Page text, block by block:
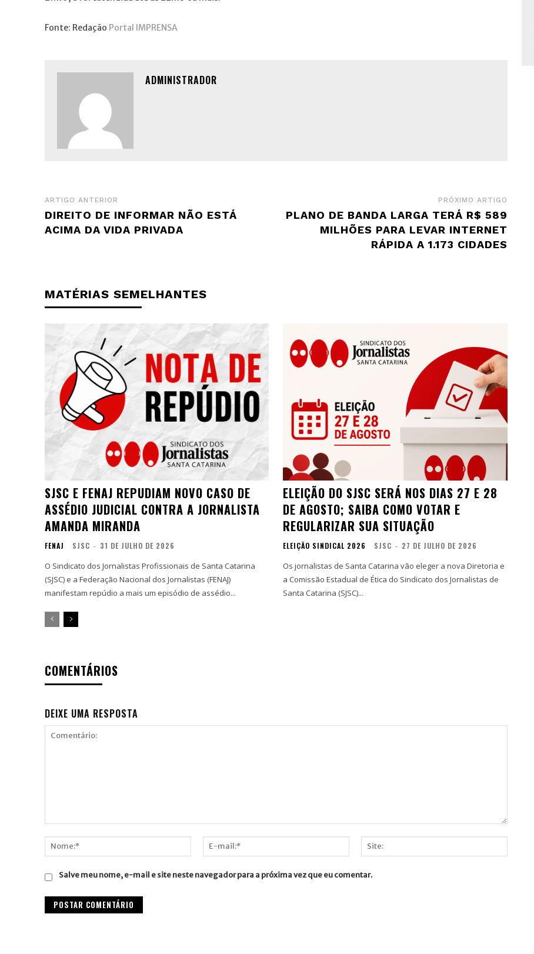
Fonte: Redação Portal IMPRENSA
ADMINISTRADOR
ARTIGO ANTERIOR
DIREITO DE INFORMAR NÃO ESTÁ
ACIMA DA VIDA PRIVADA
PRÓXIMO ARTIGO
PLANO DE BANDA LARGA TERÁ R$ 589
MILHÕES PARA LEVAR INTERNET
RÁPIDA A 1.173 CIDADES
MATÉRIAS SEMELHANTES
SJSC E FENAJ REPUDIAM NOVO CASO DE
ASSÉDIO JUDICIAL CONTRA A JORNALISTA
AMANDA MIRANDA
FENAJ SJSC - 31 DE JULHO DE 2026
O Sindicato dos Jornalistas Profissionais de Santa Catarina
(SJSC) e a Federação Nacional dos Jornalistas (FENAJ)
manifestam repúdio a mais um episódio de assédio...
ELEIÇÃO DO SJSC SERÁ NOS DIAS 27 E 28
DE AGOSTO; SAIBA COMO VOTAR E
REGULARIZAR SUA SITUAÇÃO
ELEIÇÃO SINDICAL 2026 SJSC - 27 DE JULHO DE 2026
Os jornalistas de Santa Catarina vão eleger a nova Diretoria e
a Comissão Estadual de Ética do Sindicato dos Jornalistas de
Santa Catarina (SJSC)...
COMENTÁRIOS
DEIXE UMA RESPOSTA
mail:*
Salve meu nome, e-mail e site neste navegador para a próxima vez que eu comentar.